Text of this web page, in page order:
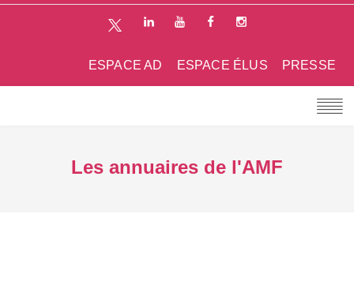
PRESSE
ESPACE ÉLUS
ESPACE AD
Les annuaires de l'AMF